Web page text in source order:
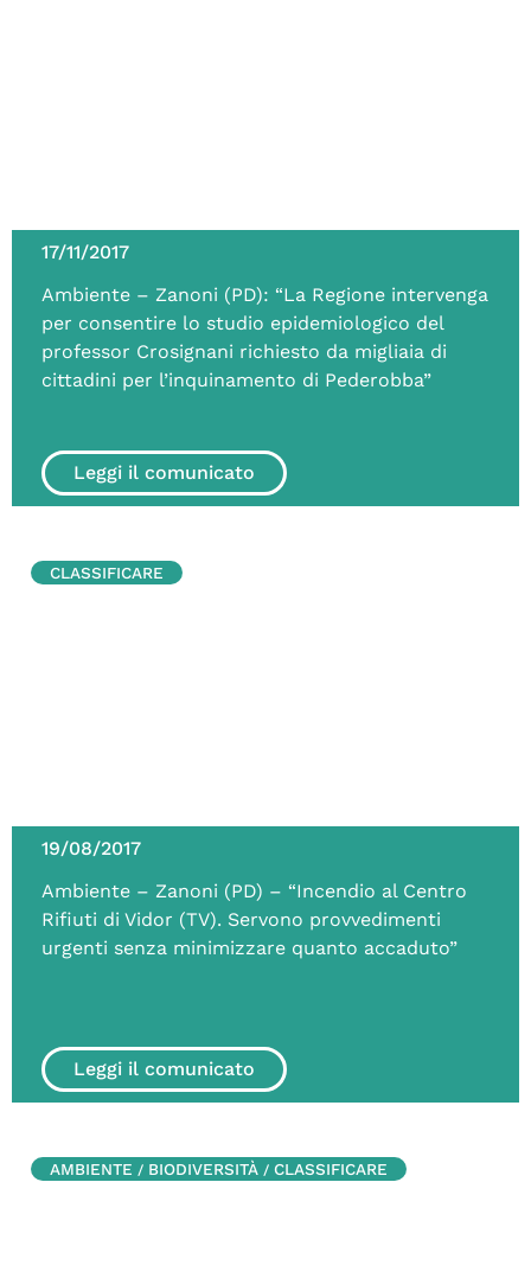
17/11/2017
Ambiente – Zanoni (PD): “La Regione intervenga
per consentire lo studio epidemiologico del
professor Crosignani richiesto da migliaia di
cittadini per l’inquinamento di Pederobba”
Leggi il comunicato
19/08/2017
Ambiente – Zanoni (PD) – “Incendio al Centro
Rifiuti di Vidor (TV). Servono provvedimenti
urgenti senza minimizzare quanto accaduto”
Leggi il comunicato
CLASSIFICARE
AMBIENTE / BIODIVERSITÀ / CLASSIFICARE